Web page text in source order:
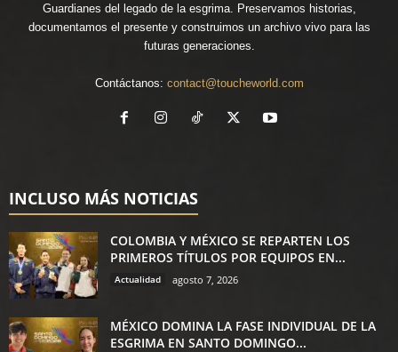
Guardianes del legado de la esgrima. Preservamos historias,
documentamos el presente y construimos un archivo vivo para las
futuras generaciones.
Contáctanos: contact@toucheworld.com
INCLUSO MÁS NOTICIAS
COLOMBIA Y MÉXICO SE REPARTEN LOS
PRIMEROS TÍTULOS POR EQUIPOS EN...
Actualidad agosto 7, 2026
MÉXICO DOMINA LA FASE INDIVIDUAL DE LA
ESGRIMA EN SANTO DOMINGO...